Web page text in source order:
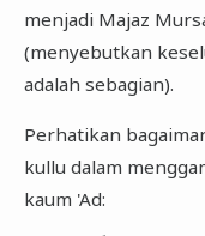
menjadi Majaz
(menyebutkan
adalah sebagian).
Perhatikan
kullu dalam
kaum 'Ad: